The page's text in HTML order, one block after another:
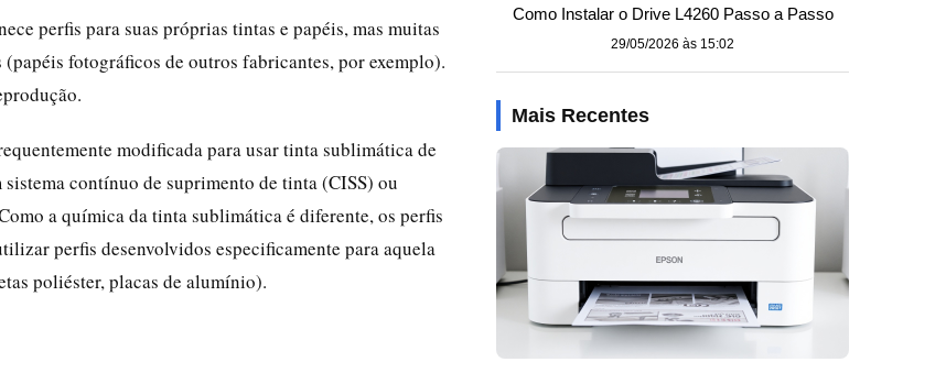
perfis para suas próprias tintas e papéis, mas muitas
fotográficos de outros fabricantes, por exemplo).
modificada para usar tinta sublimática de
contínuo de suprimento de tinta (CISS) ou
a química da tinta sublimática é diferente, os perfis
perfis desenvolvidos especificamente para aquela
poliéster, placas de alumínio).
Como Instalar o Drive L4260 Passo a Passo
29/05/2026 às 15:02
Mais Recentes